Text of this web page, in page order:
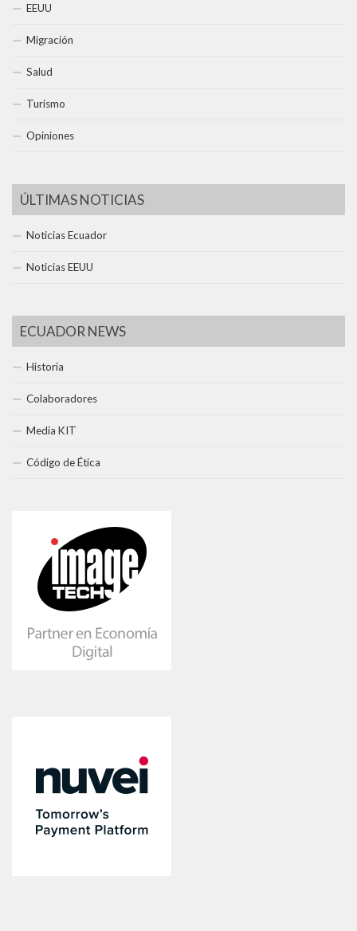
EEUU
Migración
Salud
Turismo
Opiniones
ÚLTIMAS NOTICIAS
Noticias Ecuador
Noticias EEUU
ECUADOR NEWS
Historia
Colaboradores
Media KIT
Código de Ética